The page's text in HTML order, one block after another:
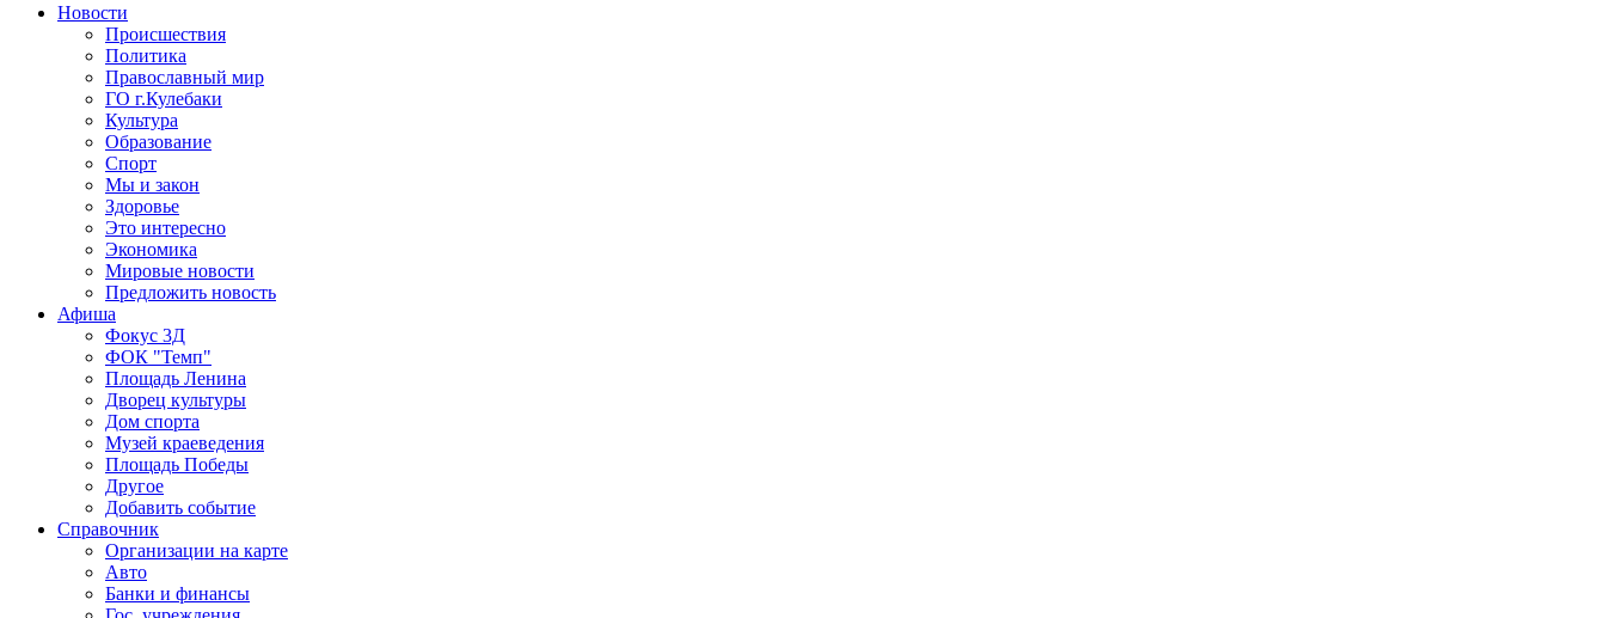
Новости
Происшествия
Политика
Православный мир
ГО г.Кулебаки
Культура
Образование
Спорт
Мы и закон
Здоровье
Это интересно
Экономика
Мировые новости
Предложить новость
Афиша
Фокус 3Д
ФОК "Темп"
Площадь Ленина
Дворец культуры
Дом спорта
Музей краеведения
Площадь Победы
Другое
Добавить событие
Справочник
Организации на карте
Авто
Банки и финансы